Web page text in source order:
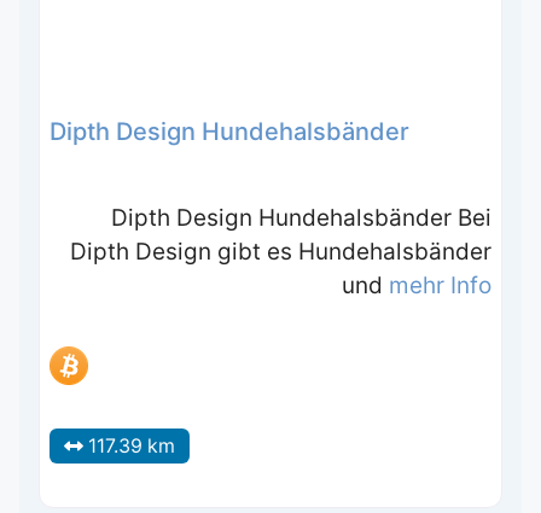
Dipth Design Hundehalsbänder
Dipth Design Hundehalsbänder Bei
Dipth Design gibt es Hundehalsbänder
und mehr Info
117.39 km